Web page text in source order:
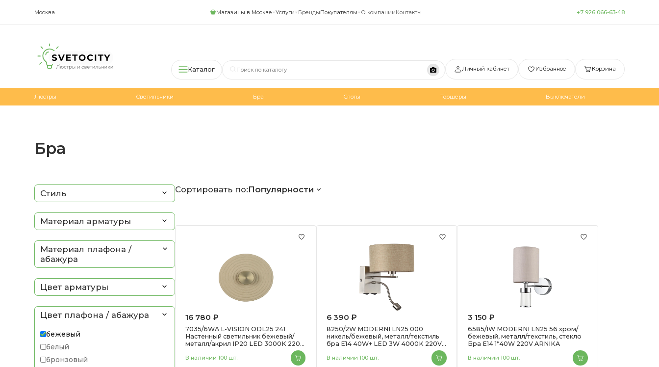
Москва Магазины в Москве Услуги БрендыПокупателям О компанииКонтакты +7 926 066-63-48
Каталог Личный кабинет Избранное Корзина
Люстры Светильники Бра Споты Торшеры Выключатели
Бра
Стиль
Материал арматуры
Материал плафона /
абажура
Цвет арматуры
Цвет плафона / абажура
бежевый
белый
бронзовый
Сортировать по:Популярности
16 780 ₽
7035/6WA L-VISION ODL25 241
Настенный светильник бежевый/
металл/акрил IP20 LED 3000K 220V
В наличии 100 шт.
6 390 ₽
8250/2W MODERNI LN25 000
никель/бежевый, металл/текстиль
бра Е14 40W+ LED 3W 4000K 220V
В наличии 100 шт.
3 150 ₽
6585/1W MODERNI LN25 56 хром/
бежевый, металл/текстиль, стекло
Бра E14 1*40W 220V ARNIKA
В наличии 100 шт.